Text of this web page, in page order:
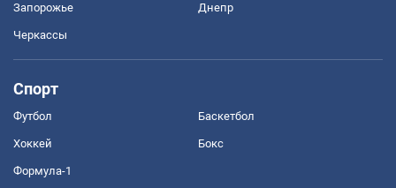
Запорожье Днепр
Черкассы
Спорт
Футбол Баскетбол
Хоккей Бокс
Формула-1